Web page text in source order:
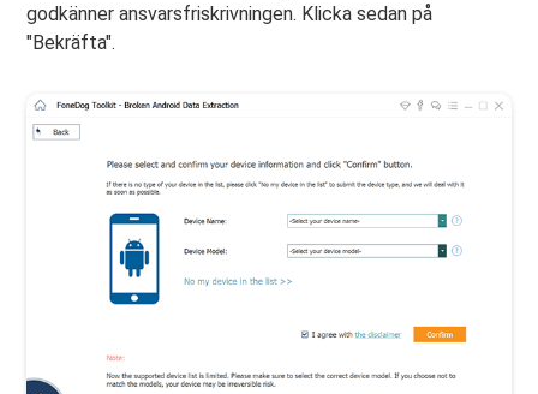
godkänner ansvarsfriskrivningen. Klicka sedan på
"Bekräfta".